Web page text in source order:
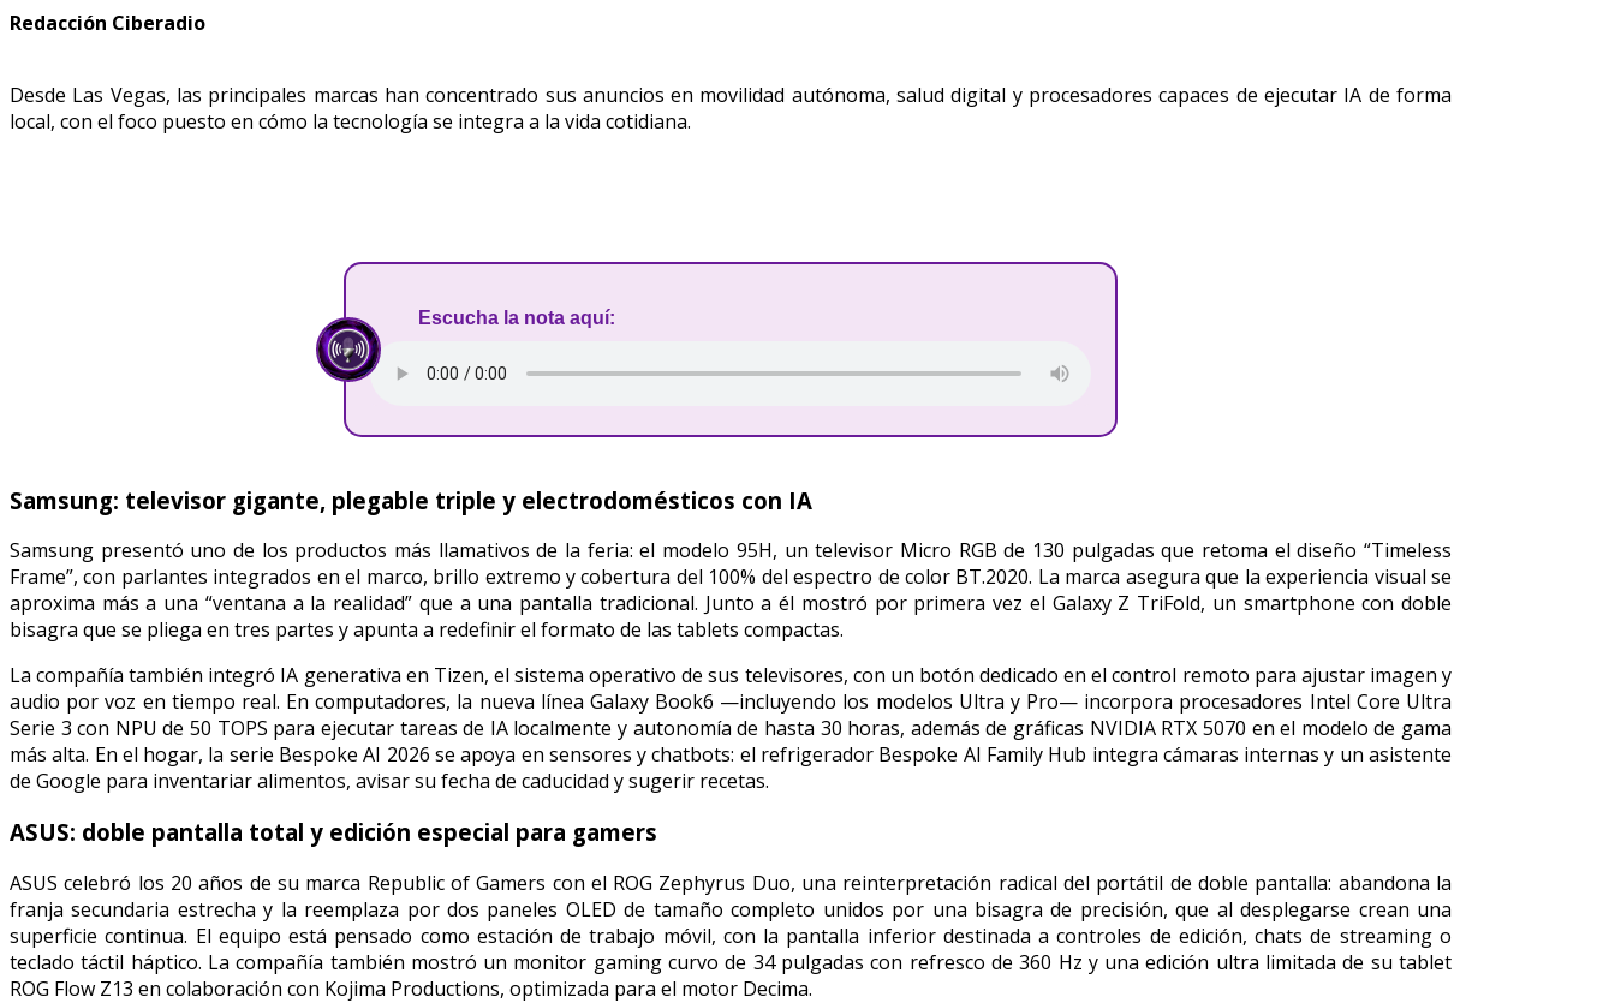
Redacción Ciberadio
Desde Las Vegas, las principales marcas han concentrado sus anuncios en movilidad autónoma, salud digital y procesadores capaces de ejecutar IA de forma
local, con el foco puesto en cómo la tecnología se integra a la vida cotidiana.
Escucha la nota aquí:
Samsung: televisor gigante, plegable triple y electrodomésticos con IA
Samsung presentó uno de los productos más llamativos de la feria: el modelo 95H, un televisor Micro RGB de 130 pulgadas que retoma el diseño “Timeless
Frame”, con parlantes integrados en el marco, brillo extremo y cobertura del 100% del espectro de color BT.2020. La marca asegura que la experiencia visual se
aproxima más a una “ventana a la realidad” que a una pantalla tradicional. Junto a él mostró por primera vez el Galaxy Z TriFold, un smartphone con doble
bisagra que se pliega en tres partes y apunta a redefinir el formato de las tablets compactas.
La compañía también integró IA generativa en Tizen, el sistema operativo de sus televisores, con un botón dedicado en el control remoto para ajustar imagen y
audio por voz en tiempo real. En computadores, la nueva línea Galaxy Book6 —incluyendo los modelos Ultra y Pro— incorpora procesadores Intel Core Ultra
Serie 3 con NPU de 50 TOPS para ejecutar tareas de IA localmente y autonomía de hasta 30 horas, además de gráficas NVIDIA RTX 5070 en el modelo de gama
más alta. En el hogar, la serie Bespoke AI 2026 se apoya en sensores y chatbots: el refrigerador Bespoke AI Family Hub integra cámaras internas y un asistente
de Google para inventariar alimentos, avisar su fecha de caducidad y sugerir recetas.
ASUS: doble pantalla total y edición especial para gamers
ASUS celebró los 20 años de su marca Republic of Gamers con el ROG Zephyrus Duo, una reinterpretación radical del portátil de doble pantalla: abandona la
franja secundaria estrecha y la reemplaza por dos paneles OLED de tamaño completo unidos por una bisagra de precisión, que al desplegarse crean una
superficie continua. El equipo está pensado como estación de trabajo móvil, con la pantalla inferior destinada a controles de edición, chats de streaming o
teclado táctil háptico. La compañía también mostró un monitor gaming curvo de 34 pulgadas con refresco de 360 Hz y una edición ultra limitada de su tablet
ROG Flow Z13 en colaboración con Kojima Productions, optimizada para el motor Decima.